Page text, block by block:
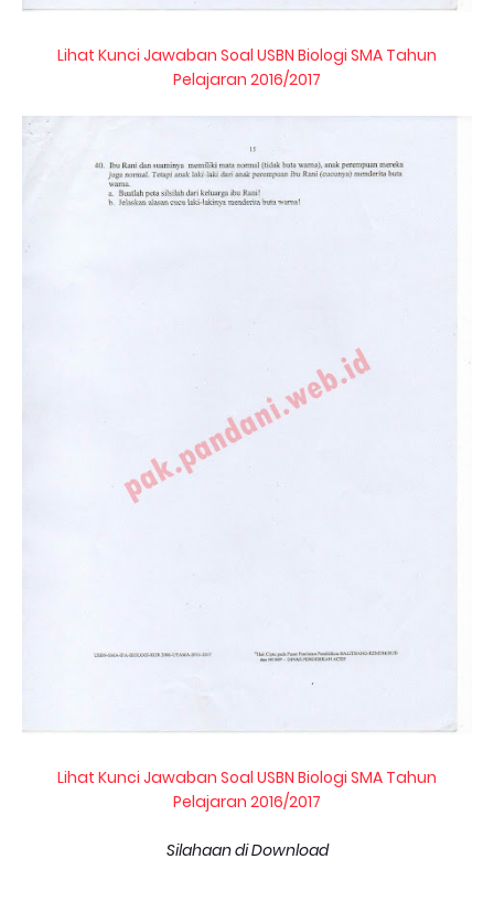
Lihat Kunci Jawaban Soal USBN Biologi SMA Tahun
Pelajaran 2016/2017
Lihat Kunci Jawaban Soal USBN Biologi SMA Tahun
Pelajaran 2016/2017
Silahaan di Download